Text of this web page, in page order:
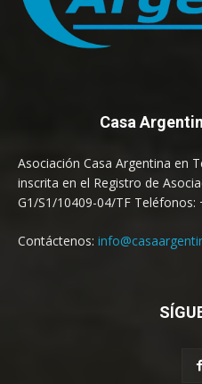
Casa
Asociación Casa Argentina en
inscrita en el Registro de
G1/S1/10409-04/TF Teléfonos:
Contáctenos: